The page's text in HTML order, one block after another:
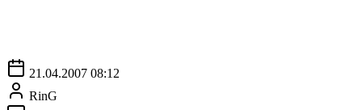
21.04.2007 08:12
RinG